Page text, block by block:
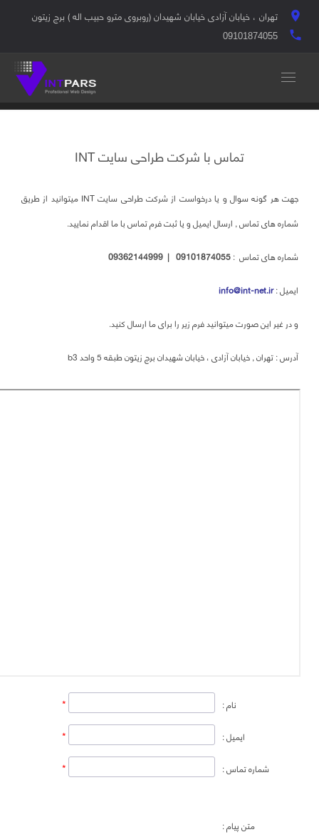
location_on تهران ، خیابان آزادی خیابان شهیدان (روبروی مترو حبیب اله ) برج زیتون
local_phone
09101874055
تماس با شرکت طراحی سایت INT
جهت هر گونه سوال و یا درخواست از شرکت طراحی سایت INT میتوانید از طریق
شماره های تماس , ارسال ایمیل و یا ثبت فرم تماس با ما اقدام نمایید.
شماره های تماس :09101874055 | 09362144999
ایمیل :info@int-net.ir
و در غیر این صورت میتوانید فرم زیر را برای ما ارسال کنید.
آدرس : تهران , خیابان آزادی ، خیابان شهیدان برج زیتون طبقه 5 واحد b3
نام : *
ایمیل : *
شماره تماس : *
متن پیام :